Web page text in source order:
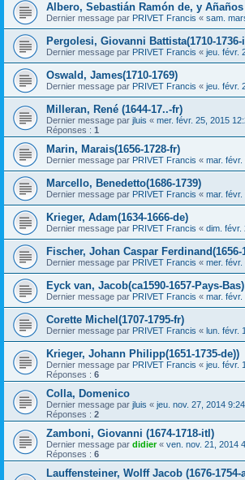
Albero, Sebastián Ramón de, y Añaños
Dernier message par PRIVET Francis « sam.
Pergolesi, Giovanni Battista(1710-
Dernier message par PRIVET Francis « jeu. févr.
Oswald, James(1710-1769)
Dernier message par PRIVET Francis « jeu. févr.
Milleran, René (1644-17..-fr)
Dernier message par jluis « mer. févr. 25, 2015
Réponses : 1
Marin, Marais(1656-1728-fr)
Dernier message par PRIVET Francis « mar. févr.
Marcello, Benedetto(1686-1739)
Dernier message par PRIVET Francis « mar. févr.
Krieger, Adam(1634-1666-de)
Dernier message par PRIVET Francis « dim. févr.
Fischer, Johan Caspar Ferdinand(1656-
Dernier message par PRIVET Francis « mer. févr.
Eyck van, Jacob(ca1590-1657-Pays-Bas)
Dernier message par PRIVET Francis « mar. févr.
Corette Michel(1707-1795-fr)
Dernier message par PRIVET Francis « lun. févr.
Krieger, Johann Philipp(1651-1735-de))
Dernier message par PRIVET Francis « jeu. févr.
Réponses : 6
Colla, Domenico
Dernier message par jluis « jeu. nov. 27, 2014
Réponses : 2
Zamboni, Giovanni (1674-1718-itl)
Dernier message par didier« ven. nov. 21, 2014
Réponses : 6
Lauffensteiner, Wolff Jacob (1676-